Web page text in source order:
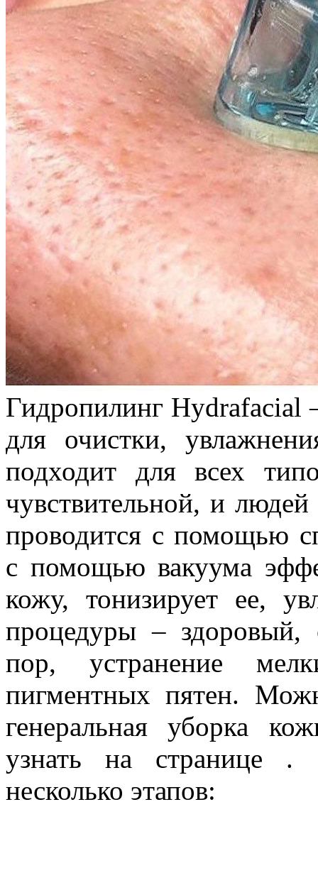
Гидропилинг Hydrafacial
для очистки,
подходит для всех
чувствительной, и
проводится с помощью
с помощью вакуума
кожу, тонизирует ее,
процедуры –
пор, устранение
пигментных пятен.
генеральная уборка
узнать на странице .
несколько этапов: